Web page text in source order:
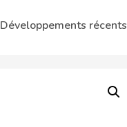
Développements récents